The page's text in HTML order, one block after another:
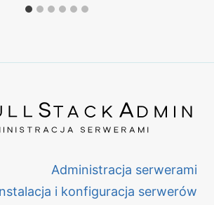
Administracja serwerami
i konfiguracja serwerów